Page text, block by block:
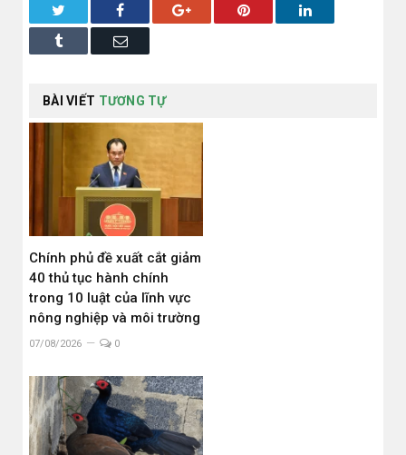
Facebook Google+ Pinterest LinkedIn
Tumblr Email
BÀI VIẾT TƯƠNG TỰ
Chính phủ đề xuất cắt giảm
40 thủ tục hành chính
trong 10 luật của lĩnh vực
nông nghiệp và môi trường
07/08/2026 0